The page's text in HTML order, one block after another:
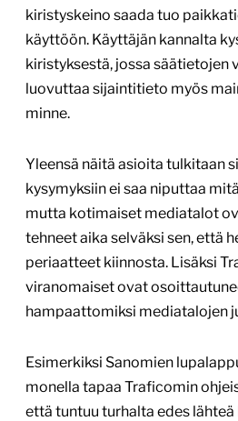
kiristyskeino saada tuo
käyttöön. Käyttäjän kannalta
kiristyksestä, jossa säätietojen
luovuttaa sijaintitieto myös
minne.
Yleensä näitä asioita tulkitaan
kysymyksiin ei saa niputtaa
mutta kotimaiset mediatalot
tehneet aika selväksi sen, että
periaatteet kiinnosta. Lisäksi
viranomaiset ovat
hampaattomiksi mediatalojen
Esimerkiksi Sanomien
monella tapaa Traficomin
että tuntuu turhalta edes lähteä